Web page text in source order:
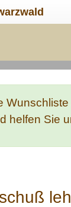
helfen Sie